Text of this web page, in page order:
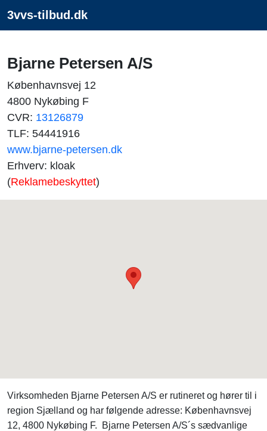
3vvs-tilbud.dk
Bjarne Petersen A/S
Københavnsvej 12
4800 Nykøbing F
CVR: 13126879
TLF: 54441916
www.bjarne-petersen.dk
Erhverv: kloak
(Reklamebeskyttet)
Virksomheden Bjarne Petersen A/S er rutineret og hører til i
region Sjælland og har følgende adresse: Københavnsvej
12, 4800 Nykøbing F. Bjarne Petersen A/S´s sædvanlige